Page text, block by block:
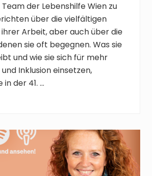
der Lebenshilfe Wien zu
über die vielfältigen
Arbeit, aber auch über die
sie oft begegnen. Was sie
und wie sie sich für mehr
Inklusion einsetzen,
der 41. …